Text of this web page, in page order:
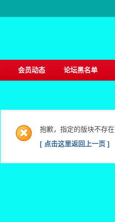
会员动态 论坛黑名单
抱歉，指定的版块不存在
[ 点击这里返回上一页 ]